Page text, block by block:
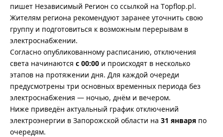
пишет Независимый Регион со ссылкой на Тopflop.pl.
Жителям региона рекомендуют заранее уточнить свою
группу и подготовиться к возможным перерывам в
электроснабжении.
Согласно опубликованному расписанию, отключения
света начинаются с 00:00 и происходят в несколько
этапов на протяжении дня. Для каждой очереди
предусмотрены три основных временных периода без
электроснабжения — ночью, днём и вечером.
Ниже приведён актуальный график отключений
электроэнергии в Запорожской области на 31 января по
очередям.